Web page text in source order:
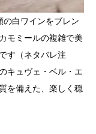
の白ワインをブレン
モミールの複雑で美
す（ネタバレ注
キュヴェ・ベル・エ
を備えた、楽しく穏